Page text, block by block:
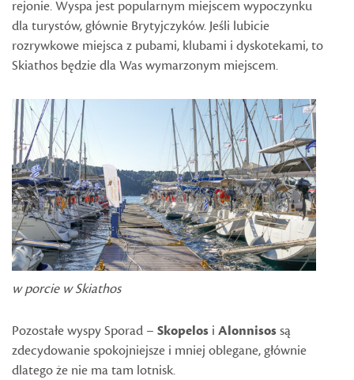
rejonie. Wyspa jest popularnym miejscem wypoczynku
dla turystów, głównie Brytyjczyków. Jeśli lubicie
rozrywkowe miejsca z pubami, klubami i dyskotekami, to
Skiathos będzie dla Was wymarzonym miejscem.
w porcie w Skiathos
Pozostałe wyspy Sporad – Skopelos i Alonnisossą
zdecydowanie spokojniejsze i mniej oblegane, głównie
dlatego że nie ma tam lotnisk.